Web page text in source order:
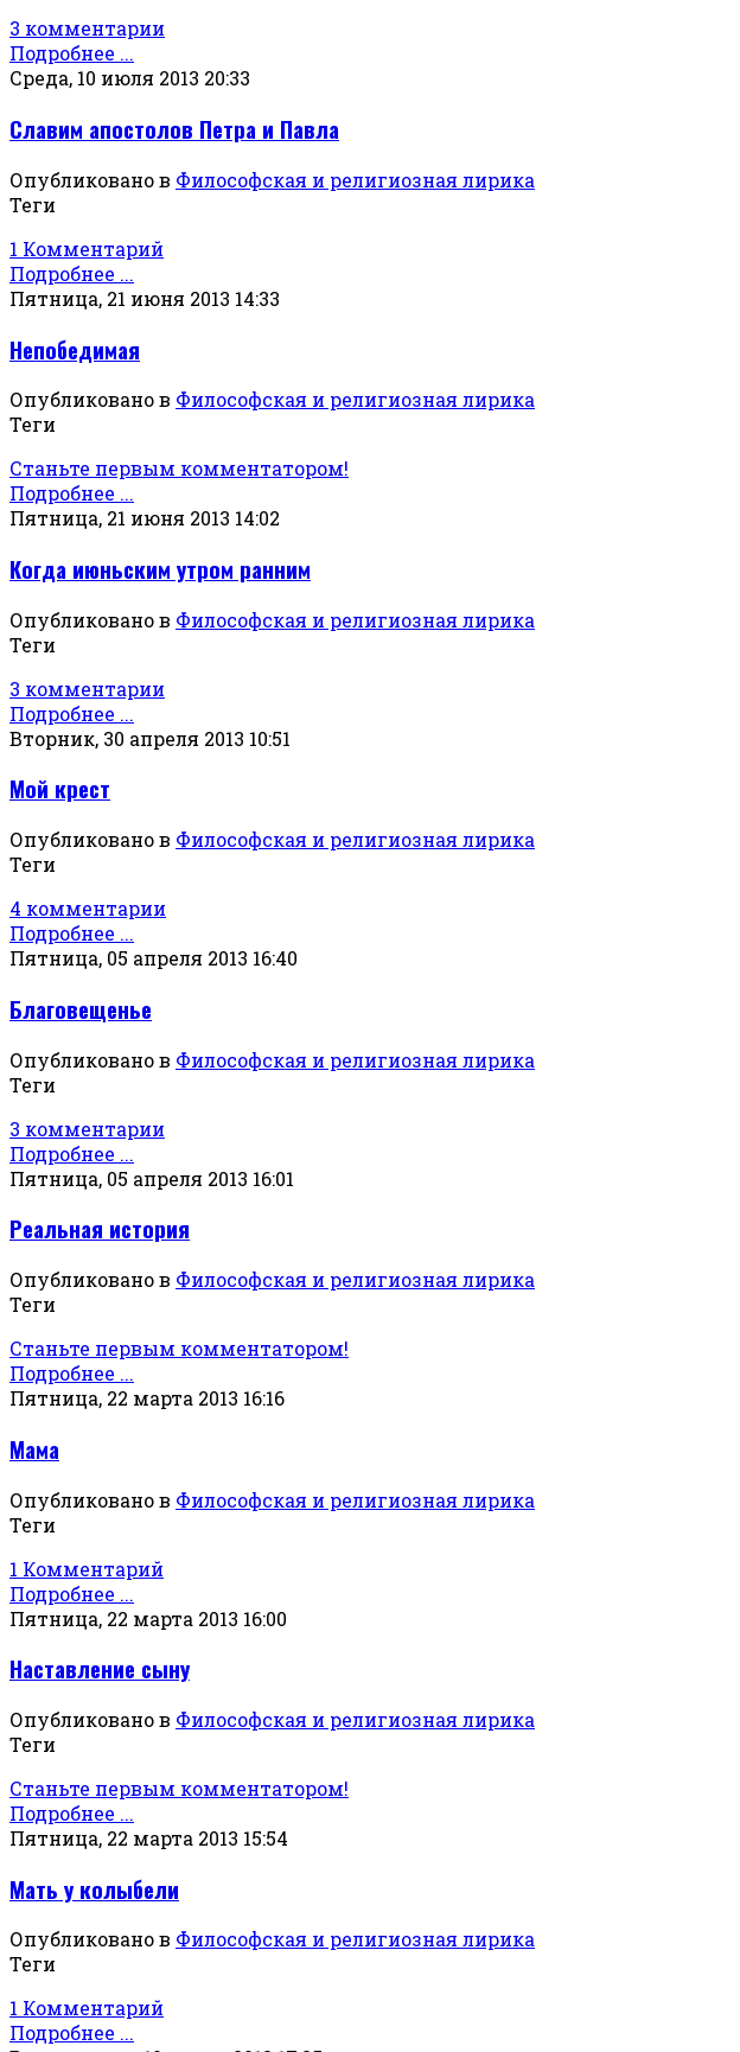
3 комментарии
Подробнее ...
Среда, 10 июля 2013 20:33
Славим апостолов Петра и Павла
Опубликовано в Философская и религиозная лирика
Теги
1 Комментарий
Подробнее ...
Пятница, 21 июня 2013 14:33
Непобедимая
Опубликовано в Философская и религиозная лирика
Теги
Станьте первым комментатором!
Подробнее ...
Пятница, 21 июня 2013 14:02
Когда июньским утром ранним
Опубликовано в Философская и религиозная лирика
Теги
3 комментарии
Подробнее ...
Вторник, 30 апреля 2013 10:51
Мой крест
Опубликовано в Философская и религиозная лирика
Теги
4 комментарии
Подробнее ...
Пятница, 05 апреля 2013 16:40
Благовещенье
Опубликовано в Философская и религиозная лирика
Теги
3 комментарии
Подробнее ...
Пятница, 05 апреля 2013 16:01
Реальная история
Опубликовано в Философская и религиозная лирика
Теги
Станьте первым комментатором!
Подробнее ...
Пятница, 22 марта 2013 16:16
Мама
Опубликовано в Философская и религиозная лирика
Теги
1 Комментарий
Подробнее ...
Пятница, 22 марта 2013 16:00
Наставление сыну
Опубликовано в Философская и религиозная лирика
Теги
Станьте первым комментатором!
Подробнее ...
Пятница, 22 марта 2013 15:54
Мать у колыбели
Опубликовано в Философская и религиозная лирика
Теги
1 Комментарий
Подробнее ...